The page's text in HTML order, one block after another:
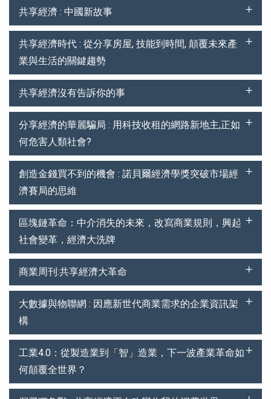
共享經濟 : 中國新故事
共享經濟時代 : 從分享房屋, 技能到時間, 顛覆未來產
業與生活的關鍵趨勢
共享經濟沒有告訴你的事
分享經濟的華麗騙局 : 用科技收租的網路新地主,正如
何危害人類社會?
創造金錢買不到的機會 : 諾貝爾經濟學獎突破市場經
濟賽局的思維
區塊鏈革命：中介消失的未來，改寫商業規則，興起
社會變革，經濟大洗牌
商業周刊:共享經濟大革命
大數據與物聯網 : 因應新世代商業需求的企業資訊架
構
工業4.0：從製造業到「智」造業，下一波產業革命如
何顛覆全世界？